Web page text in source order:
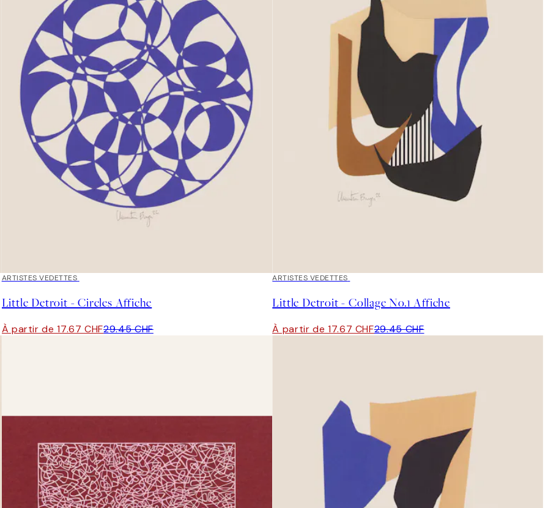
40%*
ARTISTES VEDETTES
Little Detroit - Circles Affiche
À partir de 17.67 CHF29.45 CHF
40%*
ARTISTES VEDETTES
Little Detroit - Collage No.1 Affiche
À partir de 17.67 CHF29.45 CHF